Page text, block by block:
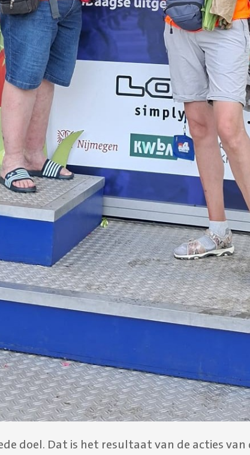
doel. Dat is het resultaat van de acties van